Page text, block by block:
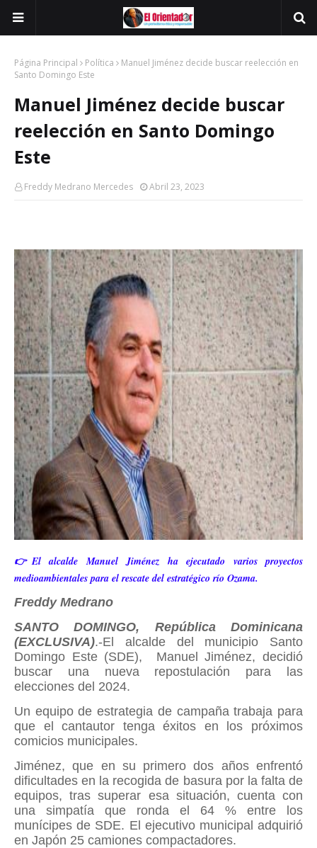
Página Principal Política
Manuel Jiménez decide buscar reelección en
Santo Domingo Este
Manuel Jiménez decide buscar
reelección en Santo Domingo
Este
Freddy Medrano Mercedes Abril 23, 2023
👉El alcalde Manuel Jiménez ha ejecutado varios proyectos
medioambientales para el rescate del estratégico río Ozama.
Freddy Medrano
SANTO DOMINGO, República Dominicana
(EXCLUSIVA).-El alcalde del municipio Santo
Domingo Este (SDE),
Manuel Jiménez, decidió
buscar una nueva repostulación para las
elecciones del 2024.
Un equipo de estrategia de campaña trabaja para
que el cantautor tenga éxitos en los próximos
comicios municipales.
Jiménez, que en su primero dos años enfrentó
dificultades en la recogida de basura por la falta de
equipos, tras superar esa situación, cuenta con
una simpatía que ronda el 64 % entre los
munícipes de SDE. El ejecutivo municipal adquirió
en Japón 25 camiones compactadores.